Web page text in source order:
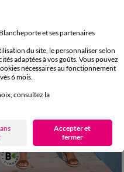
et ses partenaires
du site, le personnaliser selon
adaptées à vos goûts. Vous pouvez
nécessaires au fonctionnement
6 mois.
consultez la
Accepter et
fermer